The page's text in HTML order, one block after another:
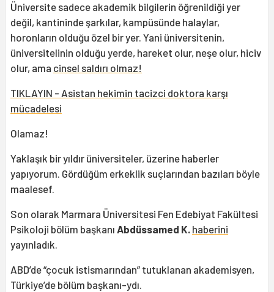
Üniversite sadece akademik bilgilerin öğrenildiği yer
değil, kantininde şarkılar, kampüsünde halaylar,
horonların olduğu özel bir yer. Yani üniversitenin,
üniversitelinin olduğu yerde, hareket olur, neşe olur, hiciv
olur, ama cinsel saldırı olmaz!
TIKLAYIN - Asistan hekimin tacizci doktora karşı
mücadelesi
Olamaz!
Yaklaşık bir yıldır üniversiteler, üzerine haberler
yapıyorum. Gördüğüm erkeklik suçlarından bazıları böyle
maalesef.
Son olarak Marmara Üniversitesi Fen Edebiyat Fakültesi
Psikoloji bölüm başkanı Abdüssamed K. haberini
yayınladık.
ABD’de “çocuk istismarından” tutuklanan akademisyen,
Türkiye’de bölüm başkanı-ydı.